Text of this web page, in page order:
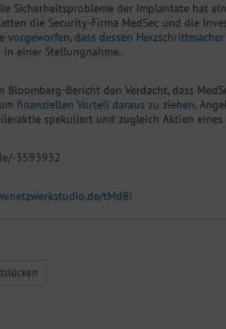
Sicherheitsprobleme der Implantate hat
die Security-Firma MedSec und die
vorgeworfen, dass dessen
einer Stellungnahme.
Bloomberg-Bericht den Verdacht, dass
finanziellen Vorteil daraus zu ziehen.
spekuliert und zugleich Aktien
3593932
tMd8i